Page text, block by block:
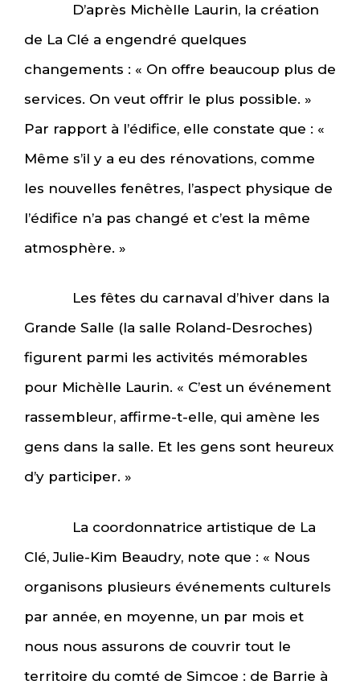
D’après Michèlle Laurin, la création
de La Clé a engendré quelques
changements : « On offre beaucoup plus de
services. On veut offrir le plus possible. »
Par rapport à l’édifice, elle constate que : «
Même s’il y a eu des rénovations, comme
les nouvelles fenêtres, l’aspect physique de
l’édifice n’a pas changé et c’est la même
atmosphère. »
Les fêtes du carnaval d’hiver dans la
Grande Salle (la salle Roland-Desroches)
figurent parmi les activités mémorables
pour Michèlle Laurin. « C’est un événement
rassembleur, affirme-t-elle, qui amène les
gens dans la salle. Et les gens sont heureux
d’y participer. »
La coordonnatrice artistique de La
Clé, Julie-Kim Beaudry, note que : « Nous
organisons plusieurs événements culturels
par année, en moyenne, un par mois et
nous nous assurons de couvrir tout le
territoire du comté de Simcoe : de Barrie à